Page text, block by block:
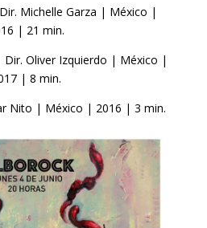
Michelle Garza | México |
| 21 min.
Dir. Oliver Izquierdo | México |
| 8 min.
Nito | México | 2016 | 3 min.